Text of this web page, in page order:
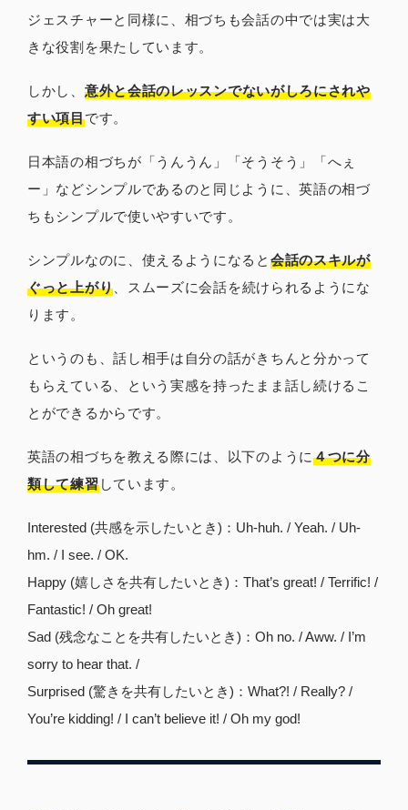
ジェスチャーと同様に、相づちも会話の中では実は大
きな役割を果たしています。
しかし、 意外と会話のレッスンでないがしろにされや
すい項目です。
日本語の相づちが「うんうん」「そうそう」「へぇ
ー」などシンプルであるのと同じように、英語の相づ
ちもシンプルで使いやすいです。
シンプルなのに、使えるようになると 会話のスキルが
ぐっと上がり、スムーズに会話を続けられるようにな
ります。
というのも、話し相手は自分の話がきちんと分かって
もらえている、という実感を持ったまま話し続けるこ
とができるからです。
英語の相づちを教える際には、以下のように４つに分
類して練習しています。
Interested (共感を示したいとき)：Uh-huh. / Yeah. / Uh-
hm. / I see. / OK.
Happy (嬉しさを共有したいとき)：That’s great! / Terrific! /
Fantastic! / Oh great!
Sad (残念なことを共有したいとき)：Oh no. / Aww. / I’m
sorry to hear that. /
Surprised (驚きを共有したいとき)：What?! / Really? /
You’re kidding! / I can’t believe it! / Oh my god!